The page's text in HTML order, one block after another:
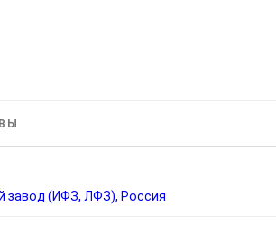
завод (ИФЗ, ЛФЗ), Россия